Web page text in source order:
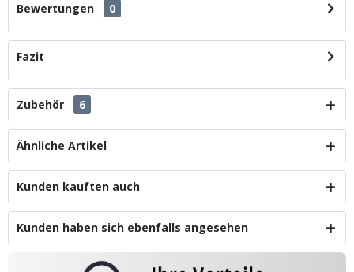
Bewertungen 0
Fazit
Zubehör 6
Ähnliche Artikel
Kunden kauften auch
Kunden haben sich ebenfalls angesehen